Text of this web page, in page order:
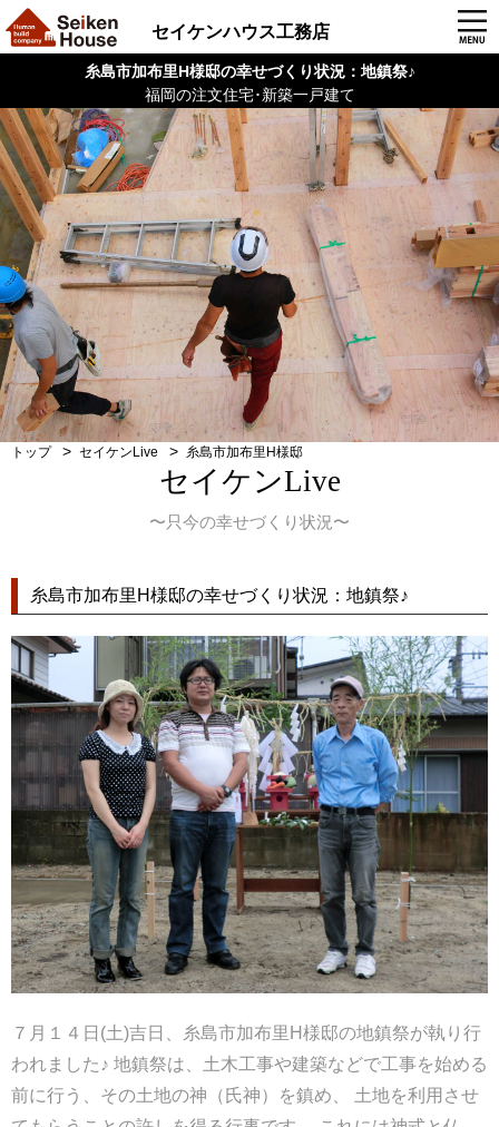
糸島市加布里H様邸の幸せづくり状況：地鎮祭♪
福岡の注文住宅･新築一戸建て
セイケンハウス工務店
トップ セイケンLive 糸島市加布里H様邸
セイケンLive
〜只今の幸せづくり状況〜
糸島市加布里H様邸の幸せづくり状況：地鎮祭♪
７月１４日(土)吉日、糸島市加布里H様邸の地鎮祭が執り行
われました♪ 地鎮祭は、土木工事や建築などで工事を始める
前に行う、その土地の神（氏神）を鎮め、 土地を利用させ